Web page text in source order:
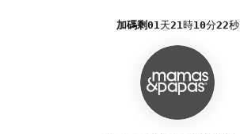
加碼剩01天21時10分22秒